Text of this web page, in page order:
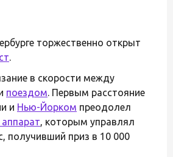
торжественно открыт
.
в скорости между
поездом. Первым расстояние
и Нью-Йорком преодолел
, которым управлял
получивший приз в 10 000